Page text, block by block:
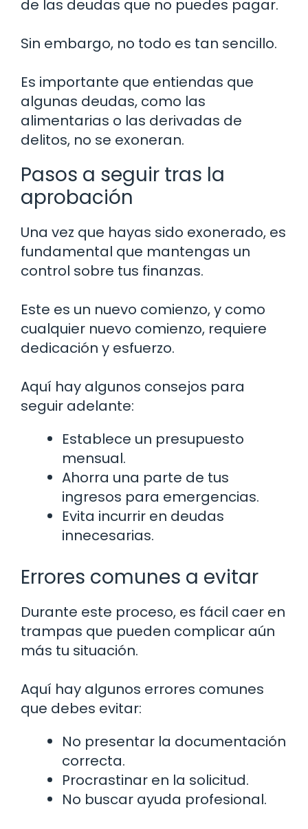
de las deudas que no puedes pagar.
Sin embargo, no todo es tan sencillo.
Es importante que entiendas que
algunas deudas, como las
alimentarias o las derivadas de
delitos, no se exoneran.
Pasos a seguir tras la
aprobación
Una vez que hayas sido exonerado, es
fundamental que mantengas un
control sobre tus finanzas.
Este es un nuevo comienzo, y como
cualquier nuevo comienzo, requiere
dedicación y esfuerzo.
Aquí hay algunos consejos para
seguir adelante:
Establece un presupuesto
mensual.
Ahorra una parte de tus
ingresos para emergencias.
Evita incurrir en deudas
innecesarias.
Errores comunes a evitar
Durante este proceso, es fácil caer en
trampas que pueden complicar aún
más tu situación.
Aquí hay algunos errores comunes
que debes evitar:
No presentar la documentación
correcta.
Procrastinar en la solicitud.
No buscar ayuda profesional.